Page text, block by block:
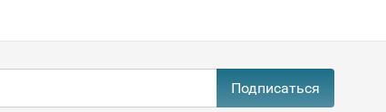
Подписаться